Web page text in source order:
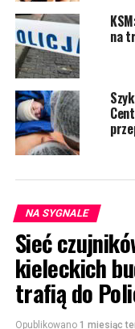
na
NA SYGNALE
Sieć
kieleckich
trafią do
Opublikowano 1 miesiąc